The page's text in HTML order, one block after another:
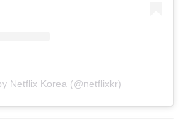
Netflix Korea (@netflixkr)